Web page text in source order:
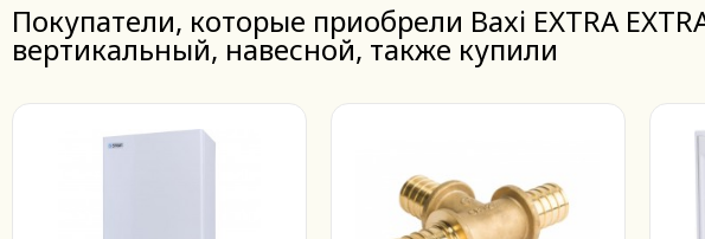
Покупатели, которые приобрели Baxi EXTRA
вертикальный, навесной, также купили